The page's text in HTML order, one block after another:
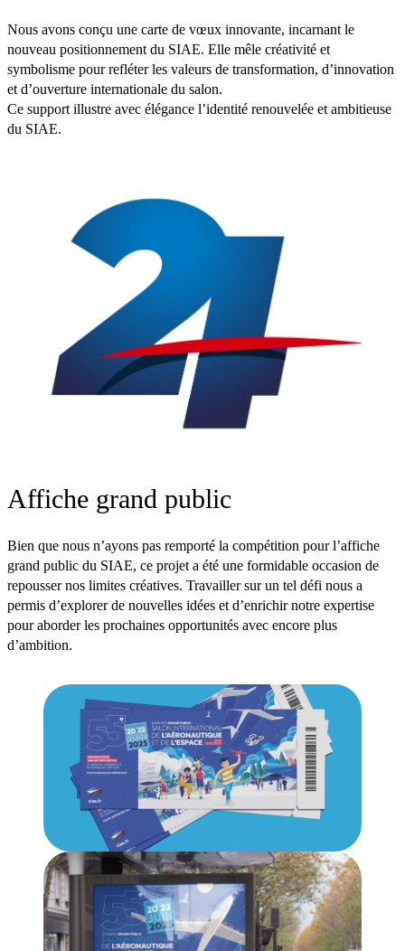
Nous avons conçu une carte de vœux innovante, incarnant le
nouveau positionnement du SIAE. Elle mêle créativité et
symbolisme pour refléter les valeurs de transformation, d’innovation
et d’ouverture internationale du salon.
Ce support illustre avec élégance l’identité renouvelée et ambitieuse
du SIAE.
Affiche grand public
Bien que nous n’ayons pas remporté la compétition pour l’affiche
grand public du SIAE, ce projet a été une formidable occasion de
repousser nos limites créatives. Travailler sur un tel défi nous a
permis d’explorer de nouvelles idées et d’enrichir notre expertise
pour aborder les prochaines opportunités avec encore plus
d’ambition.